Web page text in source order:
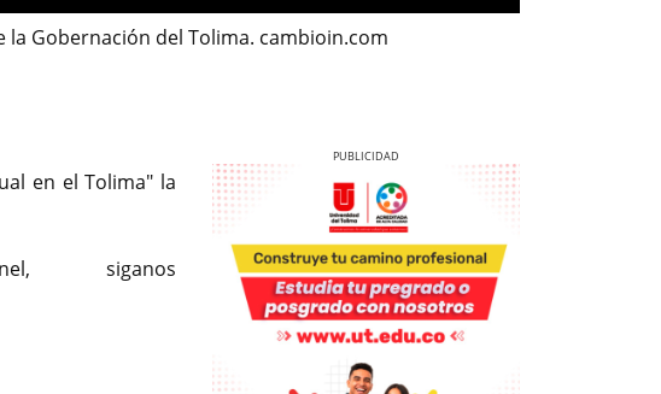
la Gobernación del Tolima. cambioin.com
en el Tolima" la
siganos
Previous